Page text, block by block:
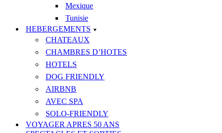
Mexique
Tunisie
HEBERGEMENTS
CHATEAUX
CHAMBRES D’HOTES
HOTELS
DOG FRIENDLY
AIRBNB
AVEC SPA
SOLO-FRIENDLY
VOYAGER APRES 50 ANS